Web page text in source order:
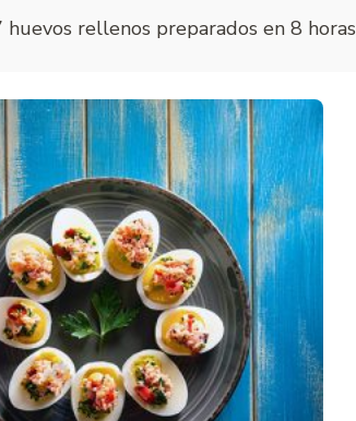
rellenos preparados en 8 horas